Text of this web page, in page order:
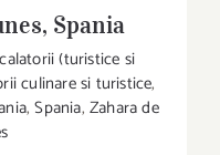
– Zahara de
Spania
calatorii (turistice si
culinare si turistice,
,Spania, Zahara de